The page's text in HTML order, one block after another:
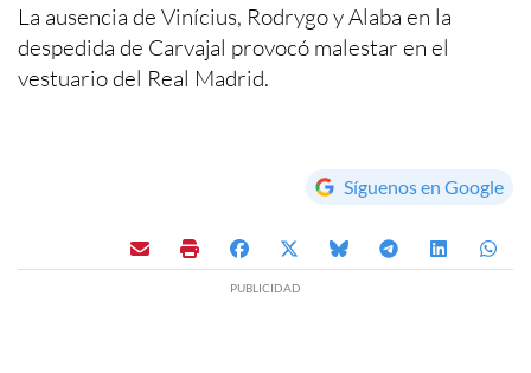
La ausencia de Vinícius, Rodrygo y Alaba en la
despedida de Carvajal provocó malestar en el
vestuario del Real Madrid.
Síguenos en Google